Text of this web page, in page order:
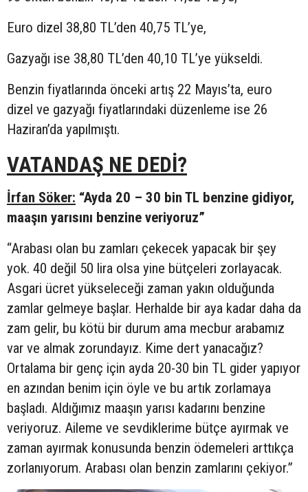
Euro dizel 38,80 TL’den 40,75 TL’ye,
Gazyağı ise 38,80 TL’den 40,10 TL’ye yükseldi.
Benzin fiyatlarında önceki artış 22 Mayıs’ta, euro
dizel ve gazyağı fiyatlarındaki düzenleme ise 26
Haziran’da yapılmıştı.
VATANDAŞ NE DEDİ?
İrfan Söker: “Ayda 20 – 30 bin TL benzine gidiyor,
maaşın yarısını benzine veriyoruz”
“Arabası olan bu zamları çekecek yapacak bir şey
yok. 40 değil 50 lira olsa yine bütçeleri zorlayacak.
Asgari ücret yükseleceği zaman yakın olduğunda
zamlar gelmeye başlar. Herhalde bir aya kadar daha da
zam gelir, bu kötü bir durum ama mecbur arabamız
var ve almak zorundayız. Kime dert yanacağız?
Ortalama bir genç için ayda 20-30 bin TL gider yapıyor
en azından benim için öyle ve bu artık zorlamaya
başladı. Aldığımız maaşın yarısı kadarını benzine
veriyoruz. Aileme ve sevdiklerime bütçe ayırmak ve
zaman ayırmak konusunda benzin ödemeleri arttıkça
zorlanıyorum. Arabası olan benzin zamlarını çekiyor.”